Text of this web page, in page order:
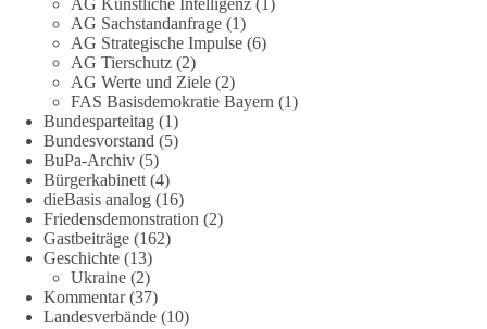
Ohne Denkverbote, ohne Vorverurteilungen und ohne Tabus.
Quellen: https://apnews.com/article/fauci-diaries-covid-origins-
rand-paul-6b25da9f75a0becbaf2886ab22643e67
https://www.tichyseinblick.de/kolumnen/aus-aller-welt/usa-
tagebuch-fauci-corona-impfung/
#dieBasis #Corona #Aufarbeitung
#Vertrauen
36 60
AG Künstliche Intelligenz (1)
AG Sachstandanfrage (1)
AG Strategische Impulse (6)
AG Tierschutz (2)
AG Werte und Ziele (2)
FAS Basisdemokratie Bayern (1)
Bundesparteitag (1)
Bundesvorstand (5)
BuPa-Archiv (5)
Bürgerkabinett (4)
dieBasis analog (16)
Friedensdemonstration (2)
Gastbeiträge (162)
Geschichte (13)
Ukraine (2)
Kommentar(37)
Landesverbände (10)